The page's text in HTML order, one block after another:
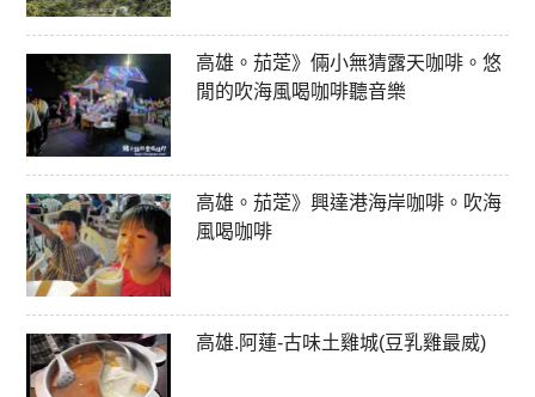
高雄。茄萣》倆小無猜露天咖啡。悠
閒的吹海風喝咖啡聽音樂
高雄。茄萣》興達港海岸咖啡。吹海
風喝咖啡
高雄.阿蓮-古味土雞城(豆乳雞最威)